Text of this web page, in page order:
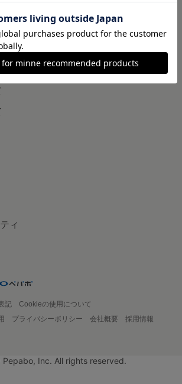
ィ
記
Cookieの使用について
プライバシーポリシー 会社概要
採用情報
Pepabo, Inc. All rights reserved.